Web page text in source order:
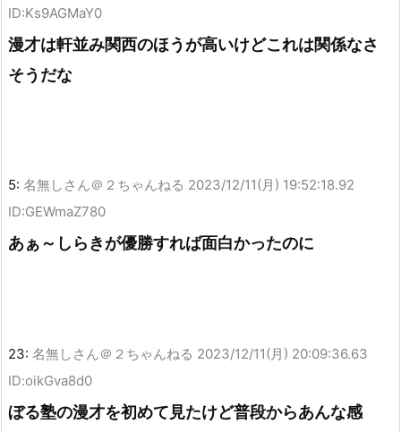
ID:Ks9AGMaY0
漫才は軒並み関西のほうが高いけどこれは関係なさ
そうだな
5: 名無しさん＠２ちゃんねる 2023/12/11(月) 19:52:18.92
ID:GEWmaZ780
あぁ～しらきが優勝すれば面白かったのに
23: 名無しさん＠２ちゃんねる 2023/12/11(月) 20:09:36.63
ID:oikGva8d0
ぼる塾の漫才を初めて見たけど普段からあんな感